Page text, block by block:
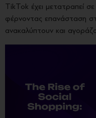
TikTok έχει μετατραπεί
φέρνοντας επανάσταση
ανακαλύπτουν και